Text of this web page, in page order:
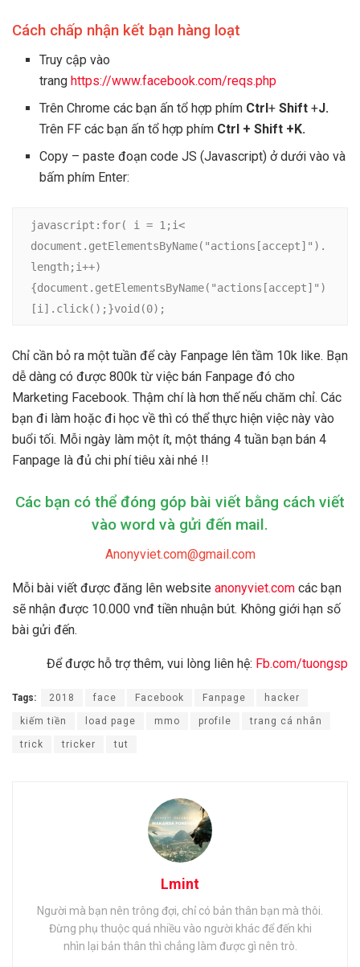
Cách chấp nhận kết bạn hàng loạt
Truy cập vào
trang https://www.facebook.com/reqs.php
Trên Chrome các bạn ấn tổ hợp phím Ctrl+Shift +J.
Trên FF các bạn ấn tổ hợp phím Ctrl + Shift +K.
Copy – paste đoạn code JS (Javascript) ở dưới vào và
bấm phím Enter:
javascript:for( i = 1;i<
document.getElementsByName("actions[accept]").
length;i++)
{document.getElementsByName("actions[accept]")
[i].click();}void(0);
Chỉ cần bỏ ra một tuần để cày Fanpage lên tầm 10k like. Bạn
dễ dàng có được 800k từ việc bán Fanpage đó cho
Marketing Facebook. Thậm chí là hơn thế nếu chăm chỉ. Các
bạn đi làm hoặc đi học về thì có thể thực hiện việc này vào
buổi tối. Mỗi ngày làm một ít, một tháng 4 tuần bạn bán 4
Fanpage là đủ chi phí tiêu xài nhé !!
Các bạn có thể đóng góp bài viết bằng cách viết
vào word và gửi đến mail.
Anonyviet.com@gmail.com
Mỗi bài viết được đăng lên website anonyviet.com các bạn
sẽ nhận được 10.000 vnđ tiền nhuận bút. Không giới hạn số
bài gửi đến.
Để được hỗ trợ thêm, vui lòng liên hệ: Fb.com/tuongsp
Tags: 2018 face Facebook Fanpage hacker
kiếm tiền load page mmo profile trang cá nhân
trick tricker tut
Lmint
Người mà bạn nên trông đợi, chỉ có bản thân bạn mà thôi.
Đừng phụ thuộc quá nhiều vào người khác để đến khi
nhìn lại bản thân thì chẳng làm được gì nên trò.